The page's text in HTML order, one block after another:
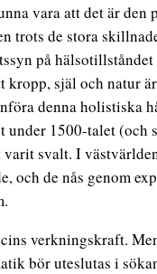
vara att det är
trots de stora
på hälsotillståndet
kropp, själ och natur
denna holistiska
1500-talet (och
svalt. I
och de nås genom
verkningskraft.
bör uteslutas i